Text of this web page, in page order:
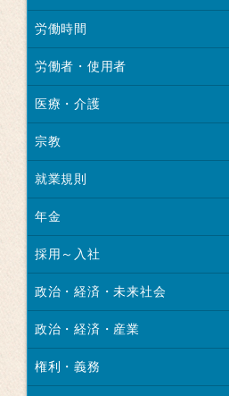
労働時間
労働者・使用者
医療・介護
宗教
就業規則
年金
採用～入社
政治・経済・未来社会
政治・経済・産業
権利・義務